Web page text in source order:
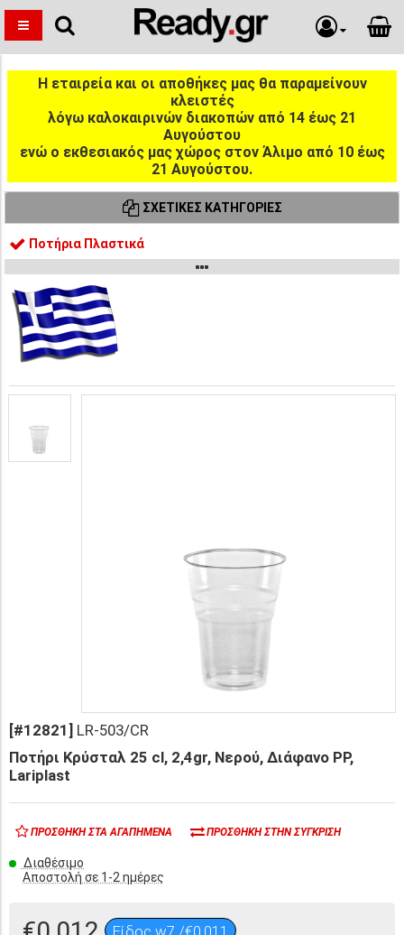
Η εταιρεία και οι αποθήκες μας θα παραμείνουν
κλειστές
λόγω καλοκαιρινών διακοπών από 14 έως 21
Αυγούστου
ενώ ο εκθεσιακός μας χώρος στον Άλιμο από 10 έως
21 Αυγούστου.
ΣΧΕΤΙΚΈΣ ΚΑΤΗΓΟΡΊΕΣ
Ποτήρια Πλαστικά
[#12821] LR-503/CR
Ποτήρι Κρύσταλ 25 cl, 2,4gr, Νερού, Διάφανο PP,
Lariplast
ΠΡΟΣΘΉΚΗ ΣΤΑ ΑΓΑΠΗΜΈΝΑ ΠΡΟΣΘΉΚΗ ΣΤΗΝ ΣΎΓΚΡΙΣΗ
Διαθέσιμο
Αποστολή σε 1-2 ημέρες
Είδος w7 /€0,011